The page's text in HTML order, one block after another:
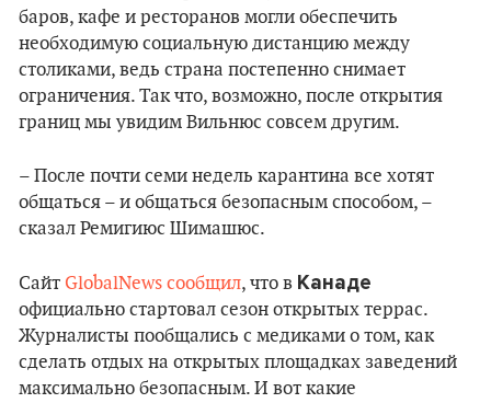
баров, кафе и ресторанов могли обеспечить
необходимую социальную дистанцию между
столиками, ведь страна постепенно снимает
ограничения. Так что, возможно, после открытия
границ мы увидим Вильнюс совсем другим.
– После почти семи недель карантина все хотят
общаться – и общаться безопасным способом, –
сказал Ремигиюс Шимашюс.
Сайт GlobalNews сообщил, что в Канаде
официально стартовал сезон открытых террас.
Журналисты пообщались с медиками о том, как
сделать отдых на открытых площадках заведений
максимально безопасным. И вот какие